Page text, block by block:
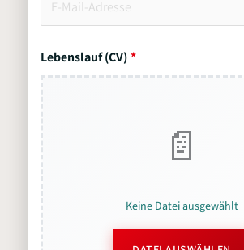
Lebenslauf (CV)
Keine Datei ausgewählt